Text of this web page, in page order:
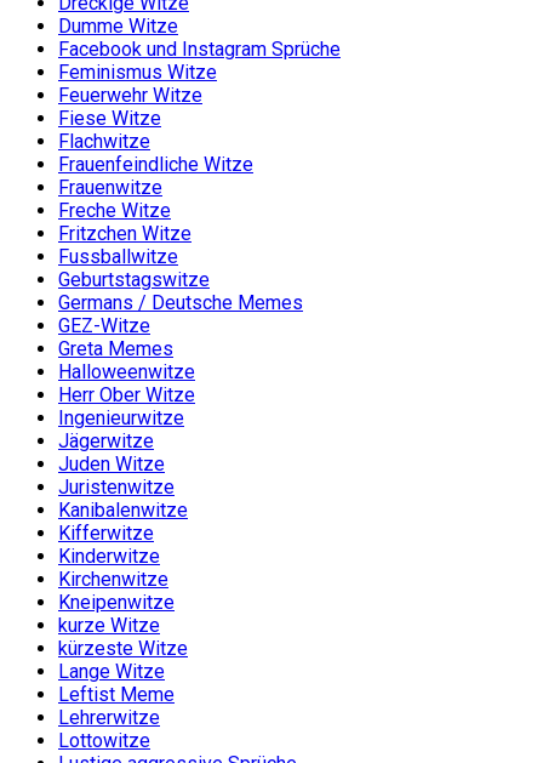
Dumme Witze
Facebook und Instagram Sprüche
Feminismus Witze
Feuerwehr Witze
Fiese Witze
Flachwitze
Frauenfeindliche Witze
Frauenwitze
Freche Witze
Fritzchen Witze
Fussballwitze
Geburtstagswitze
Germans / Deutsche Memes
GEZ-Witze
Greta Memes
Halloweenwitze
Herr Ober Witze
Ingenieurwitze
Jägerwitze
Juden Witze
Juristenwitze
Kanibalenwitze
Kifferwitze
Kinderwitze
Kirchenwitze
Kneipenwitze
kurze Witze
kürzeste Witze
Lange Witze
Leftist Meme
Lehrerwitze
Lottowitze